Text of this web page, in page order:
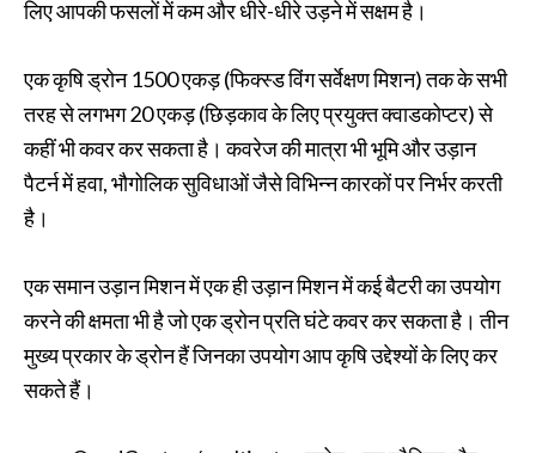
लिए आपकी फसलों में कम और धीरे-धीरे उड़ने में सक्षम है।
एक कृषि ड्रोन 1500 एकड़ (फिक्स्ड विंग सर्वेक्षण मिशन) तक के सभी
तरह से लगभग 20 एकड़ (छिड़काव के लिए प्रयुक्त क्वाडकोप्टर) से
कहीं भी कवर कर सकता है। कवरेज की मात्रा भी भूमि और उड़ान
पैटर्न में हवा, भौगोलिक सुविधाओं जैसे विभिन्न कारकों पर निर्भर करती
है।
एक समान उड़ान मिशन में एक ही उड़ान मिशन में कई बैटरी का उपयोग
करने की क्षमता भी है जो एक ड्रोन प्रति घंटे कवर कर सकता है। तीन
मुख्य प्रकार के ड्रोन हैं जिनका उपयोग आप कृषि उद्देश्यों के लिए कर
सकते हैं।